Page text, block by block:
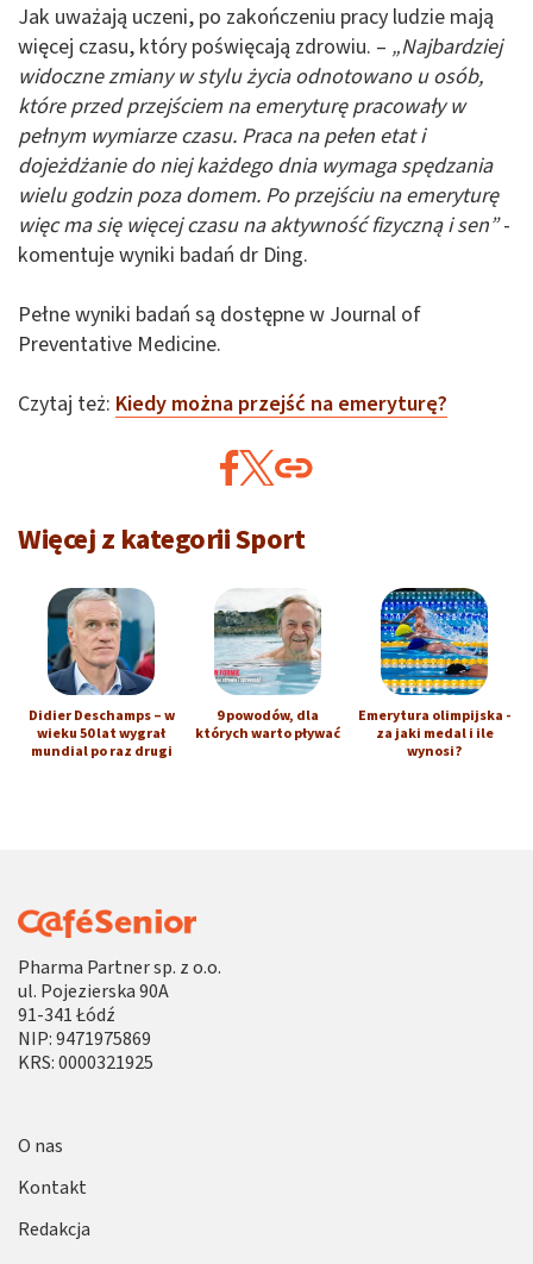
Jak uważają uczeni, po zakończeniu pracy ludzie mają
więcej czasu, który poświęcają zdrowiu. – „Najbardziej
widoczne zmiany w stylu życia odnotowano u osób,
które przed przejściem na emeryturę pracowały w
pełnym wymiarze czasu. Praca na pełen etat i
dojeżdżanie do niej każdego dnia wymaga spędzania
wielu godzin poza domem. Po przejściu na emeryturę
więc ma się więcej czasu na aktywność fizyczną i sen”-
komentuje wyniki badań dr Ding.
Pełne wyniki badań są dostępne w Journal of
Preventative Medicine.
Czytaj też: Kiedy można przejść na emeryturę?
Więcej z kategorii Sport
Didier Deschamps – w
wieku 50 lat wygrał
mundial po raz drugi
9 powodów, dla
których warto pływać
Emerytura olimpijska -
za jaki medal i ile
wynosi?
Pharma Partner sp. z o.o.
ul. Pojezierska 90A
91-341 Łódź
NIP: 9471975869
KRS: 0000321925
O nas
Kontakt
Redakcja